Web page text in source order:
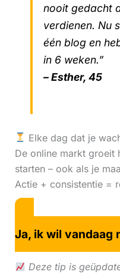
nooit gedacht
verdienen. Nu
één blog en
in 6 weken.”
– Esther, 45
Elke dag dat je
De online markt groeit
starten – ook als je
Actie + consistentie =
Ja, ik wil vandaag
Deze tip is